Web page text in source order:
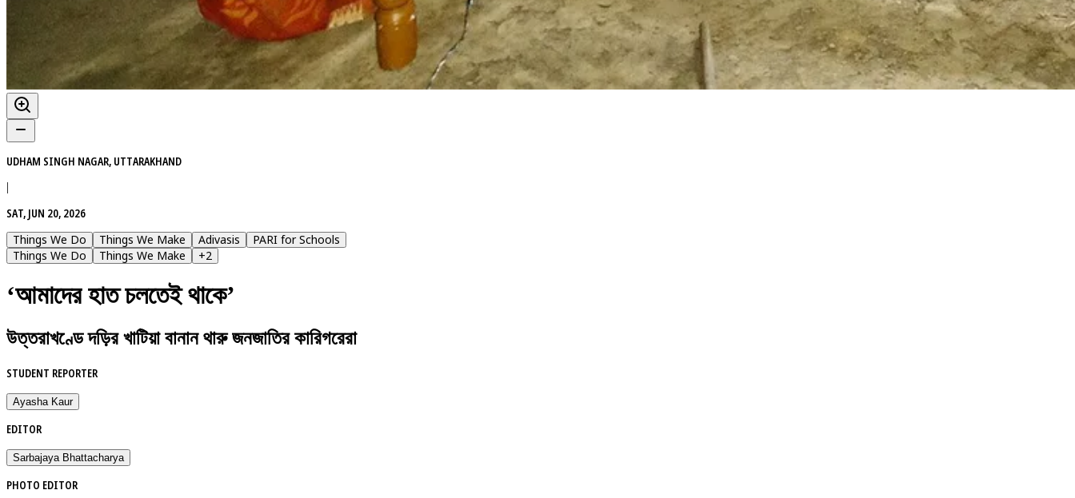
UDHAM SINGH NAGAR, UTTARAKHAND
|
SAT, JUN 20, 2026
Things We Do
Things We Make Adivasis
PARI for Schools
Things We Do
Things We Make +2
‘আমাদের হাত চলতেই থাকে’
উত্তরাখণ্ডে দড়ির খাটিয়া বানান থারু জনজাতির কারিগরেরা
STUDENT REPORTER
Ayasha Kaur
EDITOR
Sarbajaya Bhattacharya
PHOTO EDITOR